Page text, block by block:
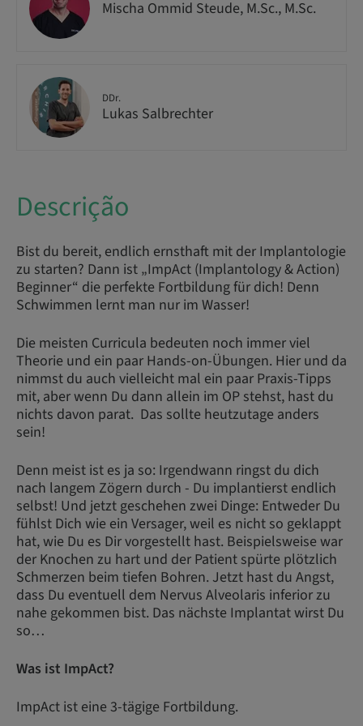
Mischa Ommid Steude, M.Sc., M.Sc.
DDr.
Lukas Salbrechter
Descrição
Bist du bereit, endlich ernsthaft mit der Implantologie
zu starten? Dann ist „ImpAct (Implantology & Action)
Beginner“ die perfekte Fortbildung für dich! Denn
Schwimmen lernt man nur im Wasser!
Die meisten Curricula bedeuten noch immer viel
Theorie und ein paar Hands-on-Übungen. Hier und da
nimmst du auch vielleicht mal ein paar Praxis-Tipps
mit, aber wenn Du dann allein im OP stehst, hast du
nichts davon parat. Das sollte heutzutage anders
sein!
Denn meist ist es ja so: Irgendwann ringst du dich
nach langem Zögern durch - Du implantierst endlich
selbst! Und jetzt geschehen zwei Dinge: Entweder Du
fühlst Dich wie ein Versager, weil es nicht so geklappt
hat, wie Du es Dir vorgestellt hast. Beispielsweise war
der Knochen zu hart und der Patient spürte plötzlich
Schmerzen beim tiefen Bohren. Jetzt hast du Angst,
dass Du eventuell dem Nervus Alveolaris inferior zu
nahe gekommen bist. Das nächste Implantat wirst Du
so…
Was ist ImpAct?
ImpAct ist eine 3-tägige Fortbildung.